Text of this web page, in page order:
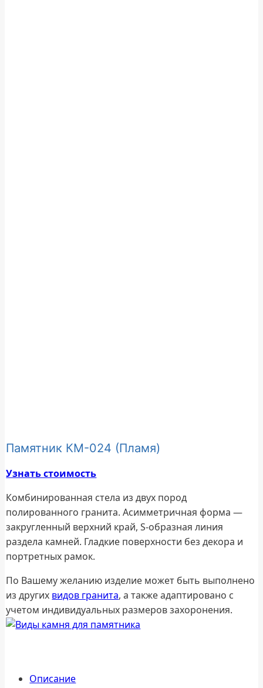
Памятник КМ-024 (Пламя)
Узнать стоимость
Комбинированная стела из двух пород
полированного гранита. Асимметричная форма —
закругленный верхний край, S-образная линия
раздела камней. Гладкие поверхности без декора и
портретных рамок.
По Вашему желанию изделие может быть выполнено
из других видов гранита, а также адаптировано с
учетом индивидуальных размеров захоронения.
Описание